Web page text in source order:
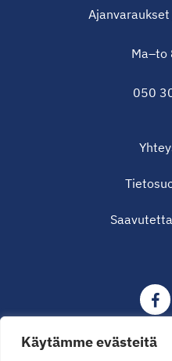
Käytämme evästeitä
Ma–to
050